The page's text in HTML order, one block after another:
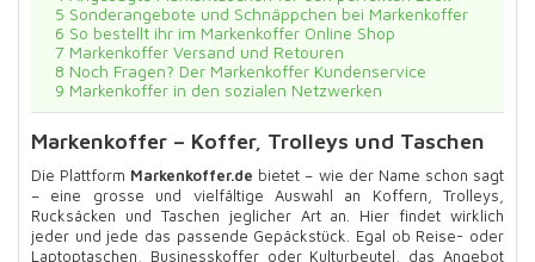
5 Sonderangebote und Schnäppchen bei Markenkoffer
6 So bestellt ihr im Markenkoffer Online Shop
7 Markenkoffer Versand und Retouren
8 Noch Fragen? Der Markenkoffer Kundenservice
9 Markenkoffer in den sozialen Netzwerken
Markenkoffer – Koffer, Trolleys und Taschen
Die Plattform Markenkoffer.de bietet – wie der Name schon sagt
– eine grosse und vielfältige Auswahl an Koffern, Trolleys,
Rucksäcken und Taschen jeglicher Art an. Hier findet wirklich
jeder und jede das passende Gepäckstück. Egal ob Reise- oder
Laptoptaschen, Businesskoffer oder Kulturbeutel, das Angebot